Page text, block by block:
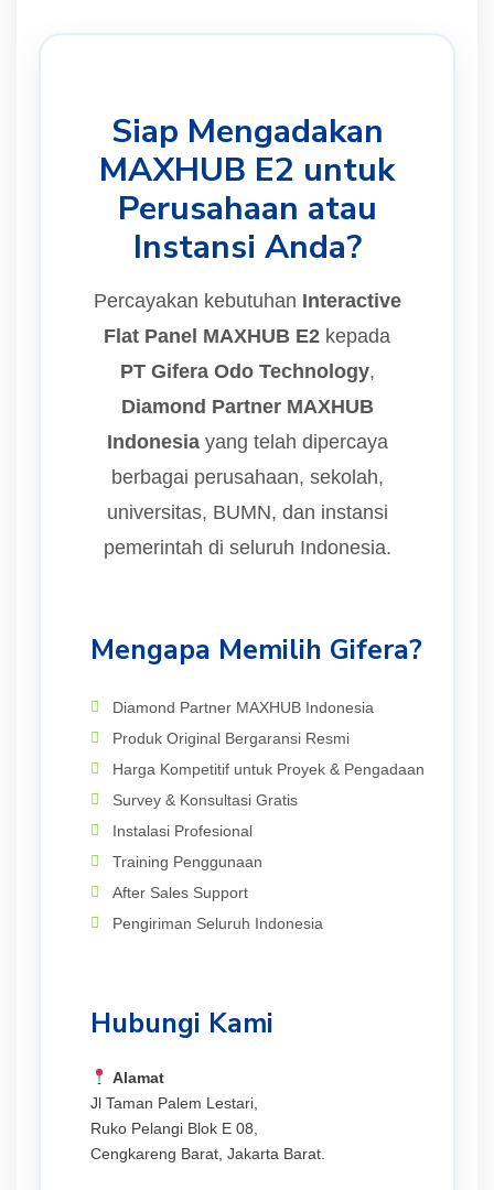
Siap Mengadakan
MAXHUB E2 untuk
Perusahaan atau
Instansi Anda?
Percayakan kebutuhan Interactive
Flat Panel MAXHUB E2 kepada
PT Gifera Odo Technology,
Diamond Partner MAXHUB
Indonesiayang telah dipercaya
berbagai perusahaan, sekolah,
universitas, BUMN, dan instansi
pemerintah di seluruh Indonesia.
Mengapa Memilih Gifera?
Diamond Partner MAXHUB Indonesia
Produk Original Bergaransi Resmi
Harga Kompetitif untuk Proyek & Pengadaan
Survey & Konsultasi Gratis
Instalasi Profesional
Training Penggunaan
After Sales Support
Pengiriman Seluruh Indonesia
Hubungi Kami
Alamat
Jl Taman Palem Lestari,
Ruko Pelangi Blok E 08,
Cengkareng Barat, Jakarta Barat.